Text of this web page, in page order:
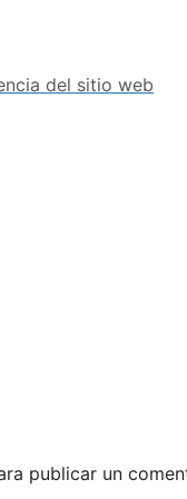
del sitio web
publicar un